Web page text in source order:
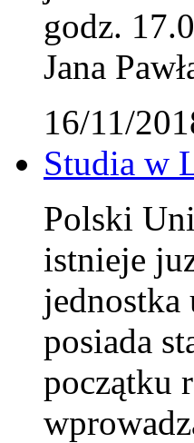
godz.
Jana
16/11/
Studia w
Polski
istnieje
jednostka
posiada
początku